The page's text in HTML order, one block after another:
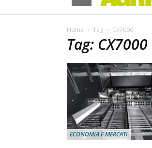
Home Tag CX7000
Tag: CX7000
ECONOMIA E MERCATI